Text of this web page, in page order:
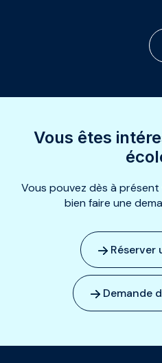
Vous êtes
Vous pouvez dès à
bien faire une
Réserver
Demande